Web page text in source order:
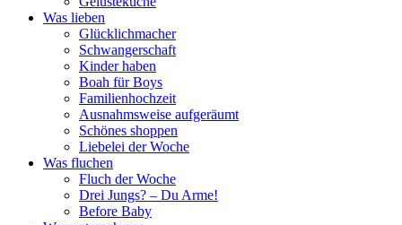
Was lieben
Glücklichmacher
Schwangerschaft
Kinder haben
Boah für Boys
Familienhochzeit
Ausnahmsweise aufgeräumt
Schönes shoppen
Liebelei der Woche
Was fluchen
Fluch der Woche
Drei Jungs? – Du Arme!
Before Baby